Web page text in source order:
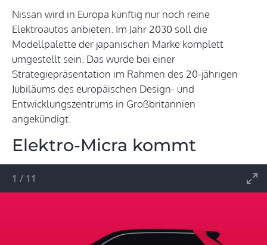
Nissan wird in Europa künftig nur noch reine
Elektroautos anbieten. Im Jahr 2030 soll die
Modellpalette der japanischen Marke komplett
umgestellt sein. Das wurde bei einer
Strategiepräsentation im Rahmen des 20-jährigen
Jubiläums des europäischen Design- und
Entwicklungszentrums in Großbritannien
angekündigt.
Elektro-Micra kommt
1 / 11